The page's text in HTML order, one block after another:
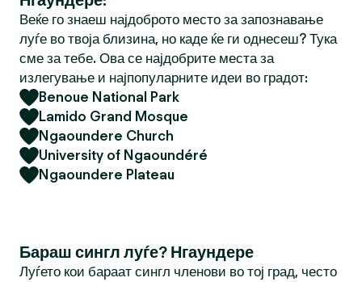
Веќе го знаеш најдоброто место за запознавање
луѓе во твоја близина, но каде ќе ги однесеш? Тука
сме за тебе. Ова се најдобрите места за
излегување и најпопуларните идеи во градот:
Benoue National Park
Lamido Grand Mosque
Ngaoundere Church
University of Ngaoundéré
Ngaoundere Plateau
Бараш сингл луѓе? Нгаундере
Луѓето кои бараат сингл членови во тој град, често